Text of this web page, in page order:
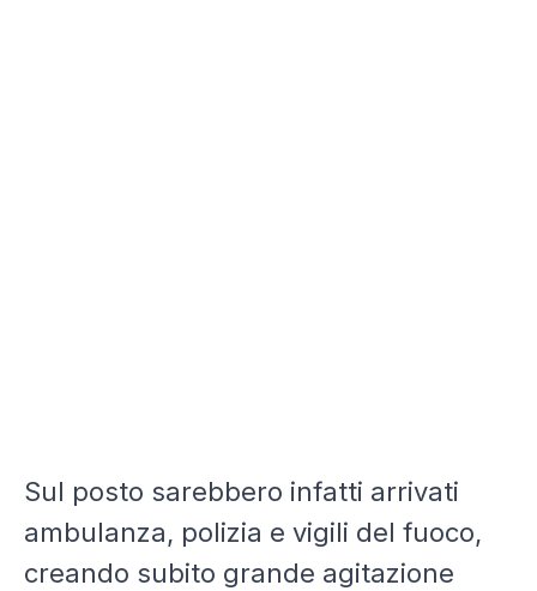
Sul posto sarebbero infatti arrivati
ambulanza, polizia e vigili del fuoco,
creando subito grande agitazione